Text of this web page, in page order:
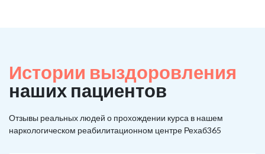
Истории выздоровления
наших пациентов
Отзывы реальных людей о прохождении курса в нашем
наркологическом реабилитационном центре Рехаб365